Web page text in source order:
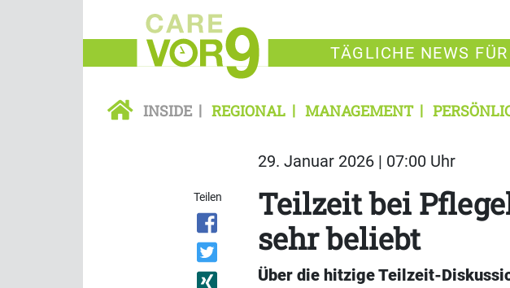
TÄGLICHE NEWS
INSIDE REGIONAL MANAGEMENT
29. Januar 2026 | 07:00 Uhr
Teilen
Teilzeit bei
sehr beliebt
Über die hitzige Teilzeit-